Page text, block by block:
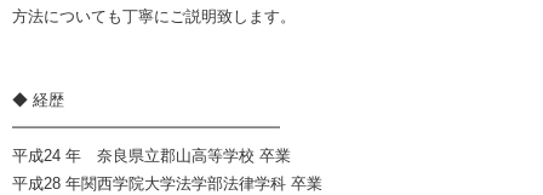
方法についても丁寧にご説明致します。
◆ 経歴
━━━━━━━━━━━━━━━━━
平成24 年 奈良県立郡山高等学校 卒業
平成28 年関西学院大学法学部法律学科 卒業